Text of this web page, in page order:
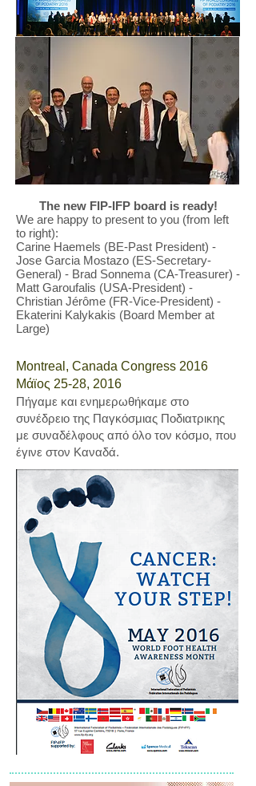
The new FIP-IFP board is ready!
We are happy to present to you (from left
to right):
Carine Haemels (BE-Past President) -
Jose Garcia Mostazo (ES-Secretary-
General) - Brad Sonnema (CA-Treasurer) -
Matt Garoufalis (USA-President) -
Christian Jérôme (FR-Vice-President) -
Ekaterini Kalykakis (Board Member at
Large)
Montreal, Canada Congress 2016
Μάϊος 25-28, 2016
Πήγαμε και ενημερωθήκαμε στο
συνέδρειο της Παγκόσμιας Ποδιατρικης
με συναδέλφους από όλο τον κόσμο, που
έγινε στον Καναδά.